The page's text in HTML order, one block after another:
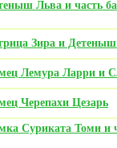
Льва и часть
Зира и
Лемура Ларри и
Черепахи Цезарь
Суриката Томи и